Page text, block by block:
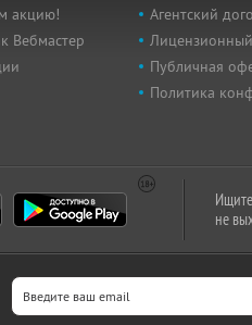
акцию!
Вебмастер
Агентский
Публичная
Политика
не